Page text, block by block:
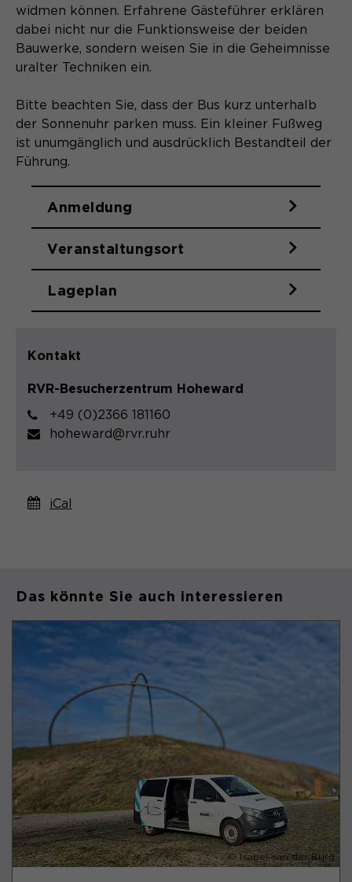
gelöscht.
Zweck
PHPs Standard Sitzungs- Identifikation
(Formulare).
Name be_typo_user
Anbieter
Zweck
Dieser Cookie teilt der Webseite mit,
ob ein Besucher im Typo3-Backend
Name
Anbieter Sgalinski
Laufzeit 1 Monat
Name _pk_ref.*
Anbieter Matomo
Laufzeit 6 Monate
Name MATOMO_SESSID
Anbieter Matomo
Temporäre Session-ID, ohne
widmen können. Erfahrene Gästeführer erklären
dabei nicht nur die Funktionsweise der beiden
Bauwerke, sondern weisen Sie in die Geheimnisse
uralter Techniken ein.
Bitte beachten Sie, dass der Bus kurz unterhalb
der Sonnenuhr parken muss. Ein kleiner Fußweg
ist unumgänglich und ausdrücklich Bestandteil der
Führung.
Anmeldung
Veranstaltungsort
Lageplan
Kontakt
RVR-Besucherzentrum Hoheward
+49 (0)2366 181160
hoheward@rvr.ruhr
iCal
Das könnte Sie auch interessieren
© Isabel van der Burg